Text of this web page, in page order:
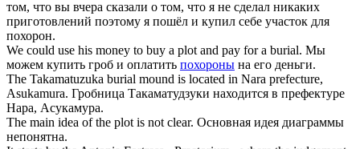
том, что вы вчера сказали о том, что я не сделал никаких
приготовлений поэтому я пошёл и купил себе участок для
похорон.
We could use his money to buy a plotand pay for a burial. Мы
можем купить гроб и оплатить похороны на его деньги.
The Takamatuzuka burial mound is located in Nara prefecture,
Asukamura. Гробница Такаматудзуки находится в префектуре
Нара, Асукамура.
The main idea of the plotis not clear. Основная идея диаграммы
непонятна.